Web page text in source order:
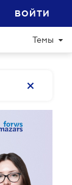
ВОЙТИ
Темы